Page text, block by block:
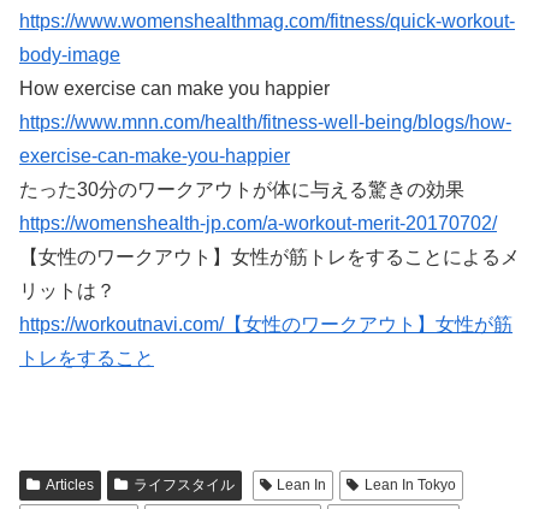
https://www.womenshealthmag.com/fitness/quick-workout-
body-image
How exercise can make you happier
https://www.mnn.com/health/fitness-well-being/blogs/how-
exercise-can-make-you-happier
たった30分のワークアウトが体に与える驚きの効果
https://womenshealth-jp.com/a-workout-merit-20170702/
【女性のワークアウト】女性が筋トレをすることによるメ
リットは？
https://workoutnavi.com/【女性のワークアウト】女性が筋
トレをすること
Articles ライフスタイル Lean In
Lean In Tokyo